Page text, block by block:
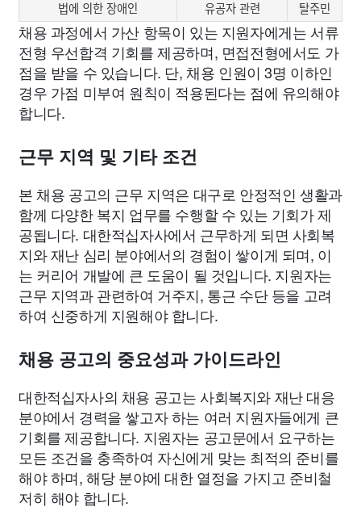
법에 의한 장애인
유공자 관련
탈주민
채용 과정에서 가산 항목이 있는 지원자에게는 서류
전형 우선합격 기회를 제공하며, 면접전형에서도 가
점을 받을 수 있습니다. 단, 채용 인원이 3명 이하인
경우 가점 미부여 원칙이 적용된다는 점에 유의해야
합니다.
근무 지역 및 기타 조건
본 채용 공고의 근무 지역은 대구로 안정적인 생활과
함께 다양한 복지 업무를 수행할 수 있는 기회가 제
공됩니다. 대한적십자사에서 근무하게 되면 사회복
지와 재난 심리 분야에서의 경험이 쌓이게 되며, 이
는 커리어 개발에 큰 도움이 될 것입니다. 지원자는
근무 지역과 관련하여 거주지, 통근 수단 등을 고려
하여 신중하게 지원해야 합니다.
채용 공고의 중요성과 가이드라인
대한적십자사의 채용 공고는 사회복지와 재난 대응
분야에서 경력을 쌓고자 하는 여러 지원자들에게 큰
기회를 제공합니다. 지원자는 공고문에서 요구하는
모든 조건을 충족하여 자신에게 맞는 최적의 준비를
해야 하며, 해당 분야에 대한 열정을 가지고 준비철
저히 해야 합니다.